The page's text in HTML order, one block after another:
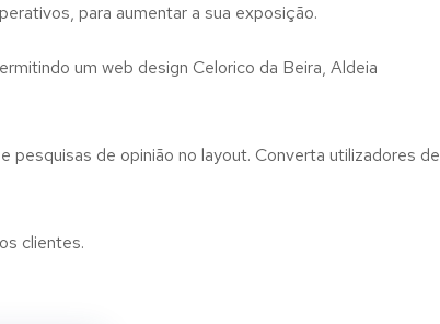
para aumentar a sua exposição.
um web design Celorico da Beira, Aldeia
de opinião no layout. Converta utilizadores de
clientes.